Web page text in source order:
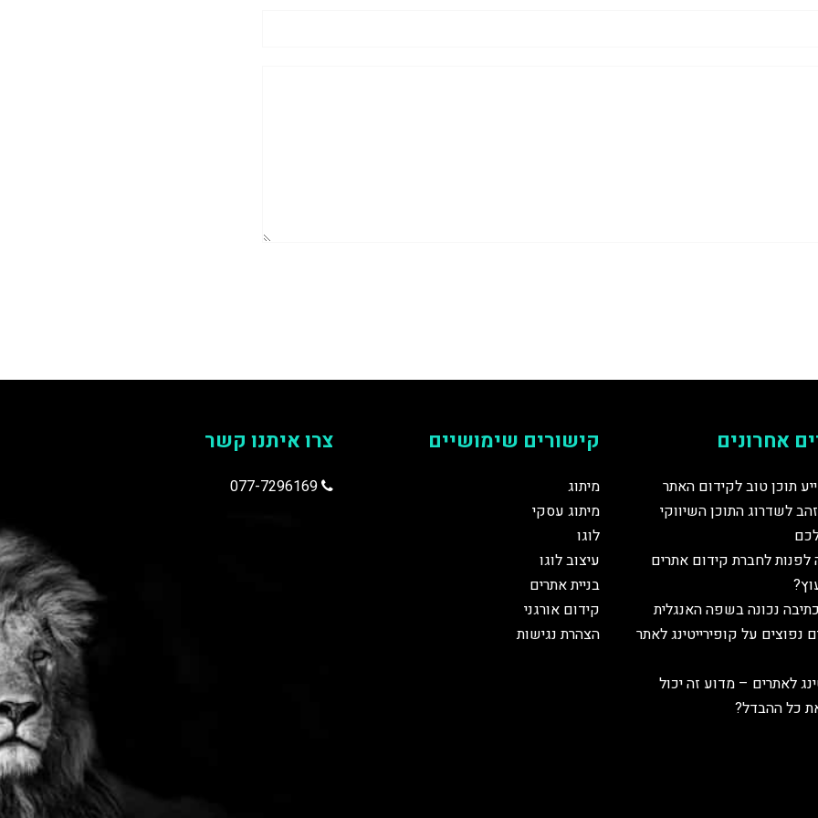
אחרונים
תוכן טוב לקידום האתר
לשדרוג התוכן השיווקי
לפנות לחברת קידום אתרים
נכונה בשפה האנגלית
נפוצים על קופירייטינג לאתר
לאתרים – מדוע זה יכול
כל ההבדל?
קישורים שימושיים
מיתוג
מיתוג עסקי
לוגו
עיצוב לוגו
בניית אתרים
קידום אורגני
הצהרת נגישות
צרו איתנו קשר
077-7296169